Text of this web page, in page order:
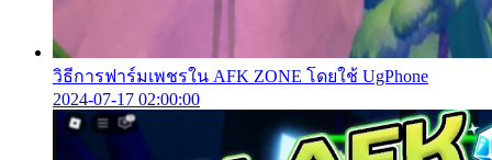
วิธีการฟาร์มเพชรใน AFK ZONE โดยใช้ UgPhone
2024-07-17 02:00:00